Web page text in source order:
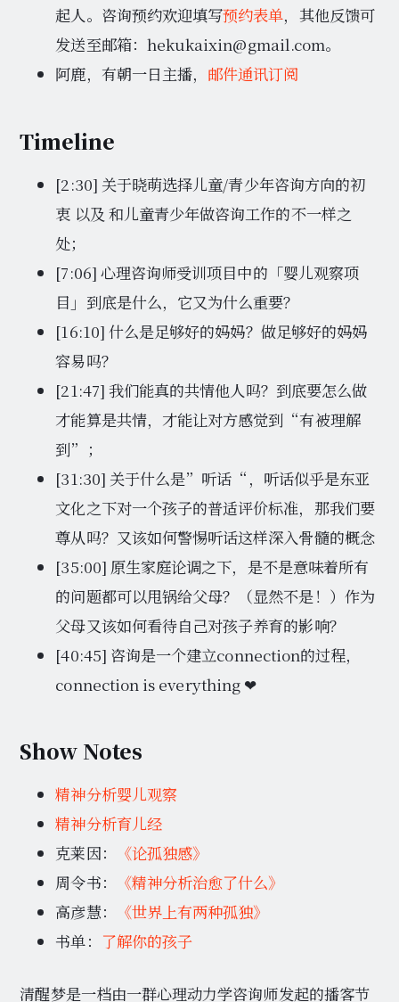
起人。咨询预约欢迎填写预约表单，其他反馈可
发送至邮箱：hekukaixin@gmail.com。
阿鹿，有朝一日主播， 邮件通讯订阅
Timeline
[2:30] 关于晓萌选择儿童/青少年咨询方向的初
衷 以及 和儿童青少年做咨询工作的不一样之
处；
[7:06] 心理咨询师受训项目中的「婴儿观察项
目」到底是什么，它又为什么重要？
[16:10] 什么是足够好的妈妈？做足够好的妈妈
容易吗？
[21:47] 我们能真的共情他人吗？到底要怎么做
才能算是共情，才能让对方感觉到“有被理解
到”；
[31:30] 关于什么是”听话“，听话似乎是东亚
文化之下对一个孩子的普适评价标准，那我们要
尊从吗？又该如何警惕听话这样深入骨髓的概念
[35:00] 原生家庭论调之下，是不是意味着所有
的问题都可以甩锅给父母？（显然不是！）作为
父母又该如何看待自己对孩子养育的影响？
[40:45] 咨询是一个建立connection的过程，
connection is everything ❤
Show Notes
精神分析婴儿观察
精神分析育儿经
克莱因：
《论孤独感》
周令书：
《精神分析治愈了什么》
高彦慧：
《世界上有两种孤独》
书单： 了解你的孩子
清醒梦是一档由一群心理动力学咨询师发起的播客节